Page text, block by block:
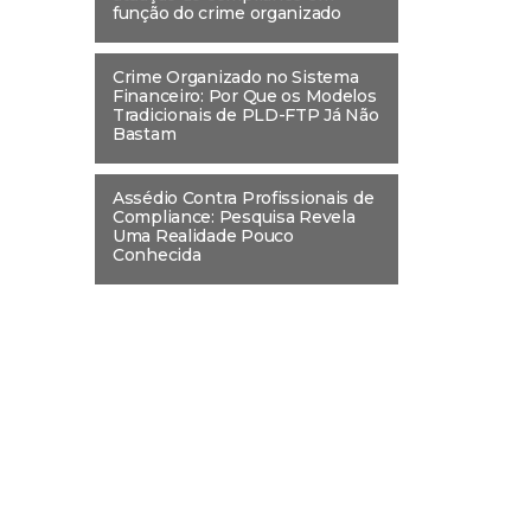
função do crime organizado
Crime Organizado no Sistema
Financeiro: Por Que os Modelos
Tradicionais de PLD-FTP Já Não
Bastam
Assédio Contra Profissionais de
Compliance: Pesquisa Revela
Uma Realidade Pouco
Conhecida